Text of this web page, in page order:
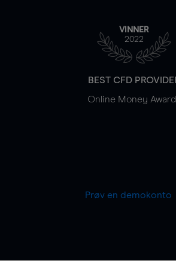
VINNER
2022
BEST CFD
Online Money
Prøv en demokonto